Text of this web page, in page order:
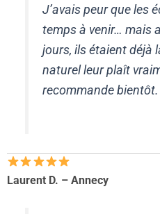
J’avais peur que les
temps à venir… mais
jours, ils étaient déjà
naturel leur plaît
recommande bientôt.
Laurent D. – Annecy